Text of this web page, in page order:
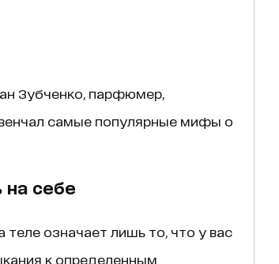
Зубченко, парфюмер,
самые популярные мифы о
на себе
означает лишь то, что у вас
к определенным